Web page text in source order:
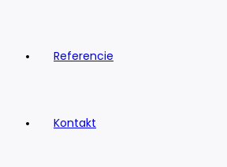
Referencie
Kontakt